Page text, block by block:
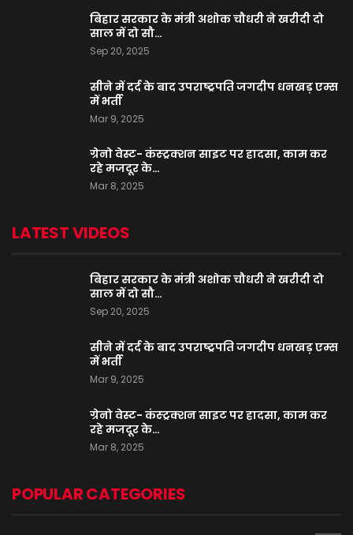
बिहार सरकार के मंत्री अशोक चौधरी ने खरीदी दो
साल में दो सौ…
Sep 20, 2025
सीने में दर्द के बाद उपराष्ट्रपति जगदीप धनखड़ एम्स
में भर्ती
Mar 9, 2025
ग्रेनो वेस्ट- कंस्ट्रक्शन साइट पर हादसा, काम कर
रहे मजदूर के…
Mar 8, 2025
LATEST VIDEOS
बिहार सरकार के मंत्री अशोक चौधरी ने खरीदी दो
साल में दो सौ…
Sep 20, 2025
सीने में दर्द के बाद उपराष्ट्रपति जगदीप धनखड़ एम्स
में भर्ती
Mar 9, 2025
ग्रेनो वेस्ट- कंस्ट्रक्शन साइट पर हादसा, काम कर
रहे मजदूर के…
Mar 8, 2025
POPULAR CATEGORIES